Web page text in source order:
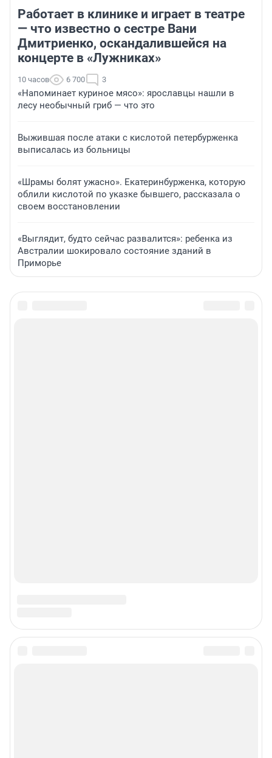
Работает в клинике и играет в театре
— что известно о сестре Вани
Дмитриенко, оскандалившейся на
концерте в «Лужниках»
10 часов 6 700 3
«Напоминает куриное мясо»: ярославцы нашли в
лесу необычный гриб — что это
Выжившая после атаки с кислотой петербурженка
выписалась из больницы
«Шрамы болят ужасно». Екатеринбурженка, которую
облили кислотой по указке бывшего, рассказала о
своем восстановлении
«Выглядит, будто сейчас развалится»: ребенка из
Австралии шокировало состояние зданий в
Приморье